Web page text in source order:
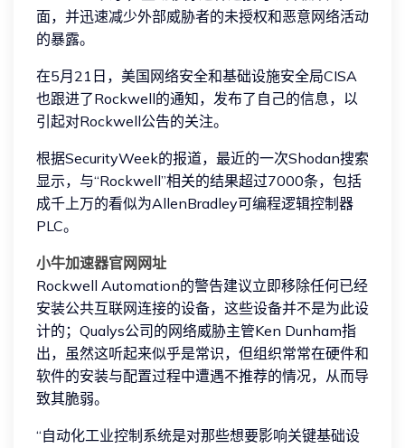
面，并迅速减少外部威胁者的未授权和恶意网络活动
的暴露。
在5月21日，美国网络安全和基础设施安全局CISA
也跟进了Rockwell的通知，发布了自己的信息，以
引起对Rockwell公告的关注。
根据SecurityWeek的报道，最近的一次Shodan搜索
显示，与“Rockwell”相关的结果超过7000条，包括
成千上万的看似为AllenBradley可编程逻辑控制器
PLC。
小牛加速器官网网址
Rockwell Automation的警告建议立即移除任何已经
安装公共互联网连接的设备，这些设备并不是为此设
计的；Qualys公司的网络威胁主管Ken Dunham指
出，虽然这听起来似乎是常识，但组织常常在硬件和
软件的安装与配置过程中遭遇不推荐的情况，从而导
致其脆弱。
“自动化工业控制系统是对那些想要影响关键基础设